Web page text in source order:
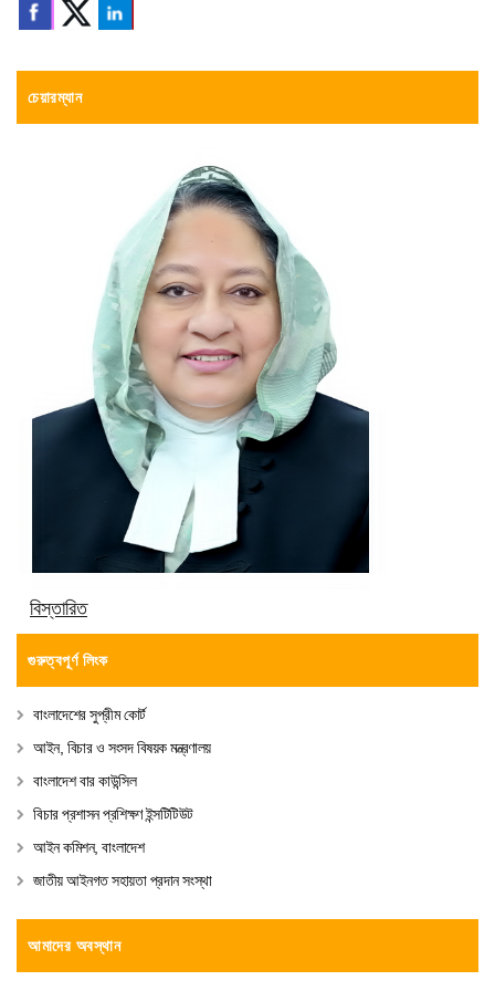
চেয়ারম্যান
বিস্তারিত
গুরুত্বপূর্ণ লিংক
বাংলাদেশের সুপ্রীম কোর্ট
আইন, বিচার ও সংসদ বিষয়ক মন্ত্রণালয়
বাংলাদেশ বার কাউন্সিল
বিচার প্রশাসন প্রশিক্ষণ ইন্সটিটিউট
আইন কমিশন, বাংলাদেশ
জাতীয় আইনগত সহায়তা প্রদান সংস্থা
আমাদের অবস্থান